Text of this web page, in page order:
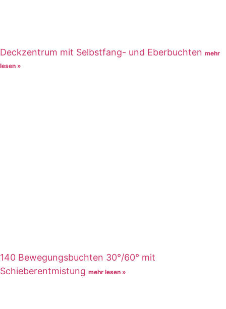
Deckzentrum mit Selbstfang- und Eberbuchten mehr
lesen »
140 Bewegungsbuchten 30°/60° mit
Schieberentmistung mehr lesen »